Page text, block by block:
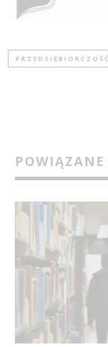
PRZEDSIĘBIORCZOŚĆ
POWIĄZANE